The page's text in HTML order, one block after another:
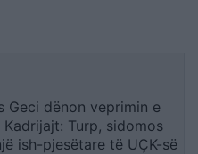
Geci dënon veprimin e
Kadrijajt: Turp, sidomos
ish-pjesëtare të UÇK-së